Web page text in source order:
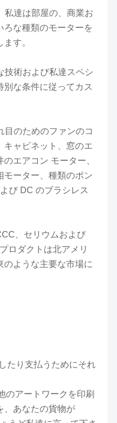
私達は部屋の、商業お
ろな種類のモーターを
す。
技術および私達スペシ
別な条件に従ってカス
目のためのファンのコ
キャビネット、窓のエ
エアコン モーター、
モーター、種類のポン
び DC のブラシレス
、セリウムおよび
ロダクトは北アメリ
のような主要な市場に
たり支払うためにそれ
のアートワークを印刷
、あなたの貨物が